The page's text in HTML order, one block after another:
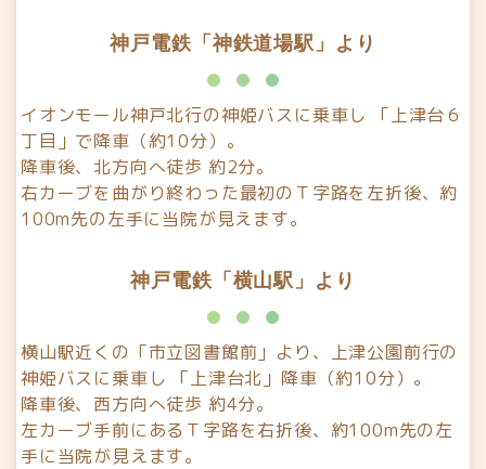
神戸電鉄「神鉄道場駅」より
イオンモール神戸北行の神姫バスに乗車し 「上津台６
丁目」で降車（約10分）。
降車後、北方向へ徒歩 約2分。
右カーブを曲がり終わった最初のＴ字路を左折後、約
100m先の左手に当院が見えます。
神戸電鉄「横山駅」より
横山駅近くの「市立図書館前」より、上津公園前行の
神姫バスに乗車し 「上津台北」降車（約10分）。
降車後、西方向へ徒歩 約4分。
左カーブ手前にあるＴ字路を右折後、約100m先の左
手に当院が見えます。